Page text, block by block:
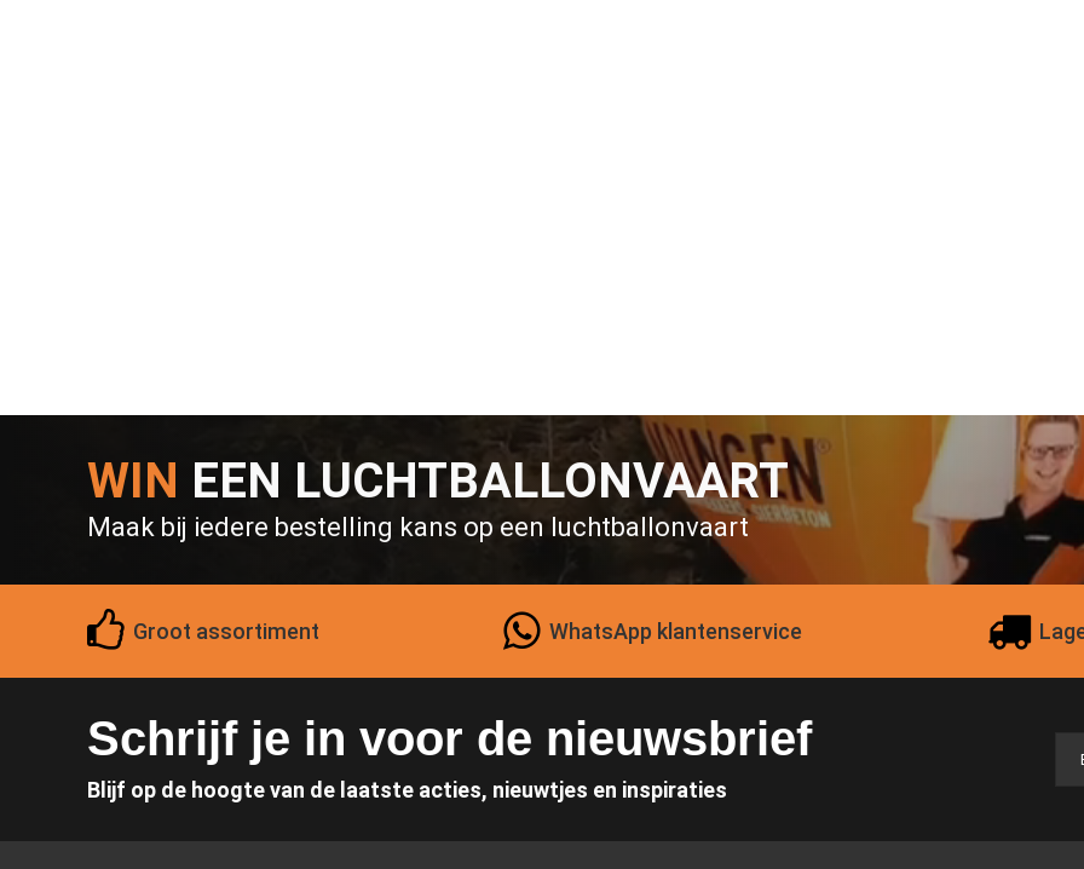
WIN EEN LUCHTBALLONVAART
Maak bij iedere bestelling kans op een luchtballonvaart
Groot assortiment WhatsApp klantenservice
Schrijf je in voor de nieuwsbrief
Blijf op de hoogte van de laatste acties, nieuwtjes en inspiraties